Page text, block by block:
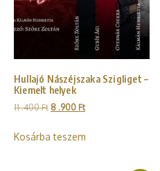
Hullajó Nászéjszaka Szigliget –
Kiemelt helyek
11 .400Ft 8 .900 Ft
Kosárba teszem